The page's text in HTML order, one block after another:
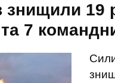
знищили 19
7